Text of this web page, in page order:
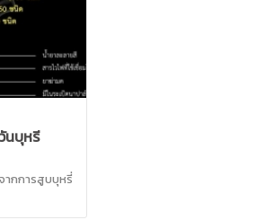
นบุหรี่
ากการสูบบุหรี่